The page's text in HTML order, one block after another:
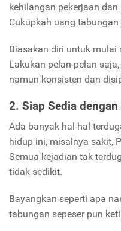
kehilangan pekerjaan
Cukupkah uang
Biasakan diri untuk mulai
Lakukan pelan-pelan
namun konsisten dan
2. Siap Sedia
Ada banyak hal-hal
hidup ini, misalnya sakit,
Semua kejadian tak
tidak sedikit.
Bayangkan seperti apa
tabungan sepeser pun